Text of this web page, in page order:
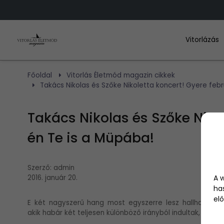
Vitorlázás
Főoldal
Vitorlás Életmód magazin cikkek
Takács Nikolas és Szőke Nikoletta koncert! Gyere
Takács Nikolas és Szőke
én Te is a Müpába!
Szerző: admin
2016. január 20.
E két nagyszerű hang most egyszerre lesz hallható a
akik habár két teljesen különböző irányból indultak,
A